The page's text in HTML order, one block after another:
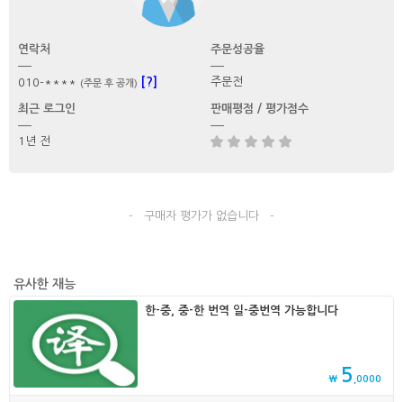
연락처
010-**** (주문 후 공개) [?]
주문성공율
주문전
최근 로그인
1년 전
판매평점 / 평가점수
- 구매자 평가가 없습니다 -
유사한 재능
한-중, 중-한 번역 일-중번역 가능합니다
₩ 5 ,0000